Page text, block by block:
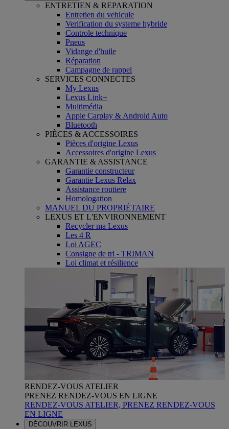
ENTRETIEN & REPARATION
Entretien du vehicule
Verification du systeme hybride
Controle technique
Pneus
Vidange d'huile
Réparation
Campagne de rappel
SERVICES CONNECTES
My Lexus
Lexus Link+
Multimédia
Apple Carplay & Android Auto
Bluetooth
PIÈCES & ACCESSOIRES
Pièces d'origine Lexus
Accessoires d'origine Lexus
GARANTIE & ASSISTANCE
Garantie constructeur
Garantie Lexus Relax
Assistance routiere
Homologation
MANUEL DU PROPRIÉTAIRE
LEXUS ET L'ENVIRONNEMENT
Recycler ma Lexus
Les 4 R
Loi AGEC
Consigne de tri - TRIMAN
Loi climat et résilience
RENDEZ-VOUS ATELIER
PRENEZ RENDEZ-VOUS EN LIGNE
RENDEZ-VOUS ATELIER, PRENEZ RENDEZ-VOUS
EN LIGNE
DÉCOUVRIR LEXUS